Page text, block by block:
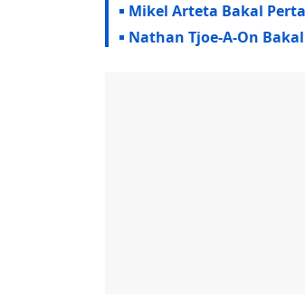
Mikel Arteta Bakal
Nathan Tjoe-A-On